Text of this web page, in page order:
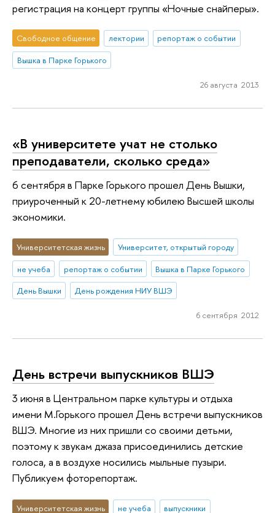
регистрация на концерт группы «Ночные снайперы».
Свободное общение лектории
репортаж о событии
Вышка в Парке Горького
26 августа 2013
«В университете учат не столько
преподаватели, сколько среда»
6 сентября в Парке Горького прошел День Вышки,
приуроченный к 20-летнему юбилею Высшей школы
экономики.
Университетская жизнь
Университет, открытый городу
не учеба
репортаж о событии
Вышка в Парке Горького
День Вышки
День рождения НИУ ВШЭ
6 сентября 2012
День встречи выпускников ВШЭ
3 июня в Центральном парке культуры и отдыха
имени М.Горького прошел День встречи выпускников
ВШЭ. Многие из них пришли со своими детьми,
поэтому к звукам джаза присоединились детские
голоса, а в воздухе носились мыльные пузыри.
Публикуем фоторепортаж.
Университетская жизнь не учеба
выпускники